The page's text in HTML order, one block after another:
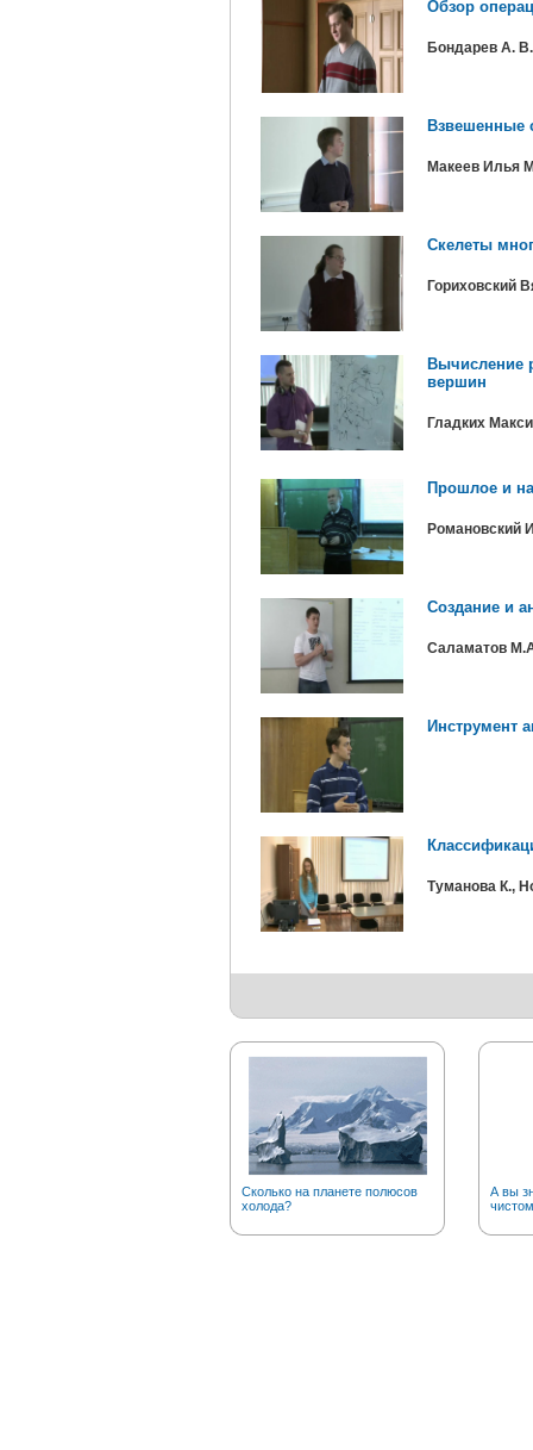
Обзор
Бондарев А. В.
Взвешенные
Макеев Илья
Скелеты
Гориховский
Вычисление
вершин
Гладких
Прошлое и
Романовский
Создание и
Саламатов
Инструмент
Туманова К.,
Сколько на планете полюсов
холода?
А вы